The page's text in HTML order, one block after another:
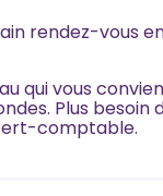
rendez-vous
qui vous
Plus
comptable.